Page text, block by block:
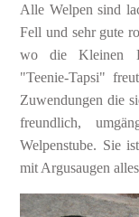
Alle Welpen sind
Fell und sehr gute
wo die Kleinen
"Teenie-Tapsi"
Zuwendungen die
freundlich,
Welpenstube. Sie
mit Argusaugen